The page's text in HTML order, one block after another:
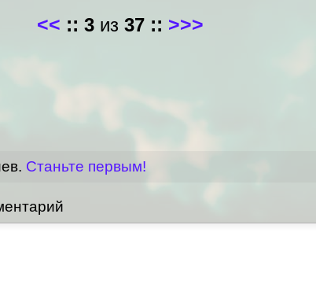
<< :: 3 из 37 :: >>>
Станьте первым!